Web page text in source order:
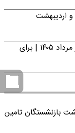
و اردیبهشت
خبر فوری از آغاز قطع یارانه نقدی و کالابرگ از مرداد ۱۴۰۵ | برای
بازنشستگان تامین